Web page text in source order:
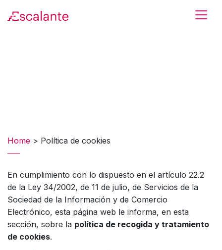
Home > Política de cookies
En cumplimiento con lo dispuesto en el artículo 22.2
de la Ley 34/2002, de 11 de julio, de Servicios de la
Sociedad de la Información y de Comercio
Electrónico, esta página web le informa, en esta
sección, sobre la política de recogida y tratamiento
de cookies.